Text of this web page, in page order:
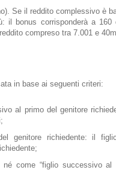
Se il reddito complessivo è
il bonus corrisponderà a
compreso tra 7.001 e
in base ai seguenti criteri:
al primo del genitore
genitore richiedente: il
come “figlio successivo al